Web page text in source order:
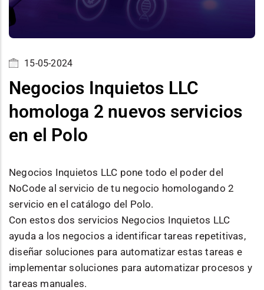
15-05-2024
Negocios Inquietos LLC
homologa 2 nuevos servicios
en el Polo
Negocios Inquietos LLC pone todo el poder del
NoCode al servicio de tu negocio homologando 2
servicio en el catálogo del Polo.
Con estos dos servicios Negocios Inquietos LLC
ayuda a los negocios a identificar tareas repetitivas,
diseñar soluciones para automatizar estas tareas e
implementar soluciones para automatizar procesos y
tareas manuales.